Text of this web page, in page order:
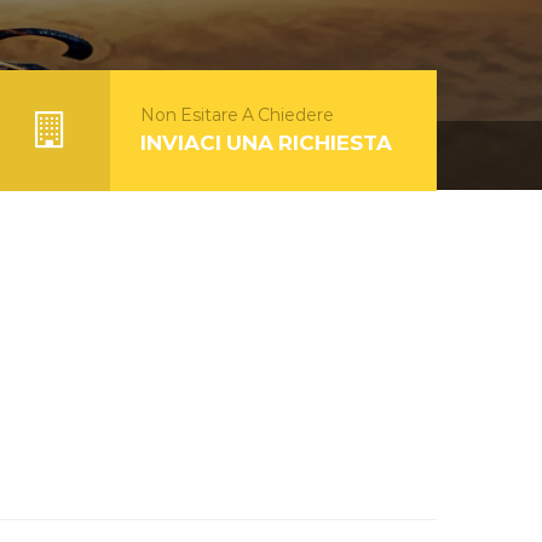
Non Esitare A Chiedere
INVIACI UNA RICHIESTA